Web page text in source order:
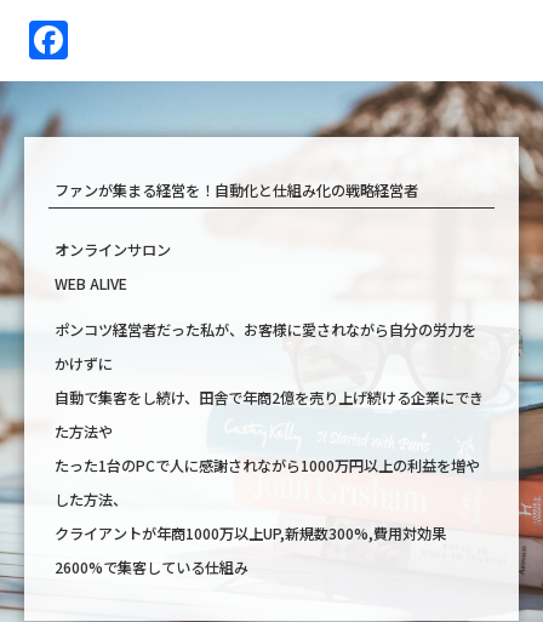
a
c
b
o
o
k
ファンが集まる経営を！自動化と仕組み化の戦略経営者
オンラインサロン
WEB ALIVE
ポンコツ経営者だった私が、お客様に愛されながら自分の労力を
かけずに
自動で集客をし続け、田舎で年商2億を売り上げ続ける企業にでき
た方法や
たった1台のPCで人に感謝されながら1000万円以上の利益を増や
した方法、
クライアントが年商1000万以上UP,新規数300%,費用対効果
2600%で集客している仕組み